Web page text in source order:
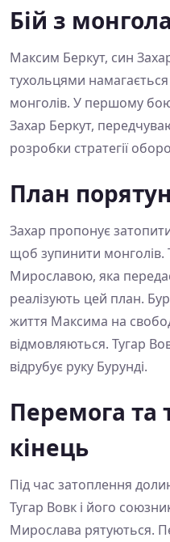
Бій з
Максим Беркут, син
тухольцями намагається
монголів. У першому
Захар Беркут,
розробки стратегії
План
Захар пропонує
щоб зупинити монголів.
Мирославою, яка
реалізують цей план.
життя Максима на
відмовляються. Тугар
відрубує руку Бурунді.
Перемога та
кінець
Під час затоплення
Тугар Вовк і його
Мирослава рятуються.